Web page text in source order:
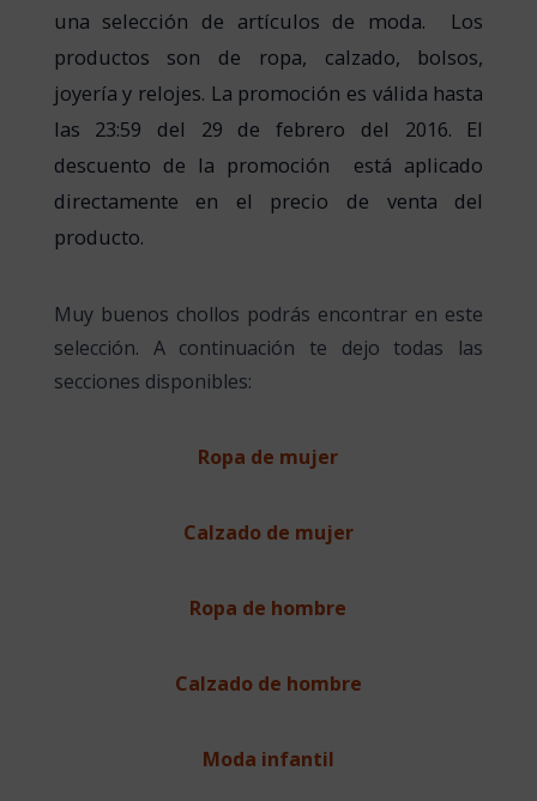
una selección de artículos de moda. Los
productos son de ropa, calzado, bolsos,
joyería y relojes. La promoción es válida hasta
las 23:59 del 29 de febrero del 2016. El
descuento de la promoción está aplicado
directamente en el precio de venta del
producto.
Muy buenos chollos podrás encontrar en este
selección. A continuación te dejo todas las
secciones disponibles:
Ropa de mujer
Calzado de mujer
Ropa de hombre
Calzado de hombre
Moda infantil